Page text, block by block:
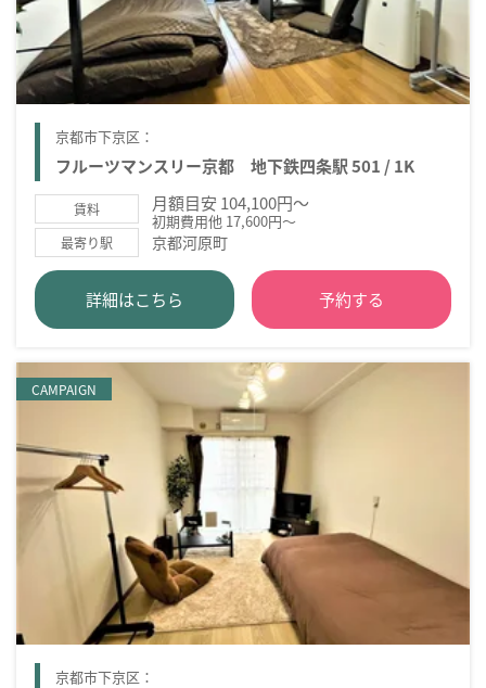
京都市下京区：
フルーツマンスリー京都 地下鉄四条駅 501 / 1K
賃料 月額目安 104,100円～
初期費用他 17,600円～
最寄り駅 京都河原町
詳細はこちら 予約する
CAMPAIGN
京都市下京区：